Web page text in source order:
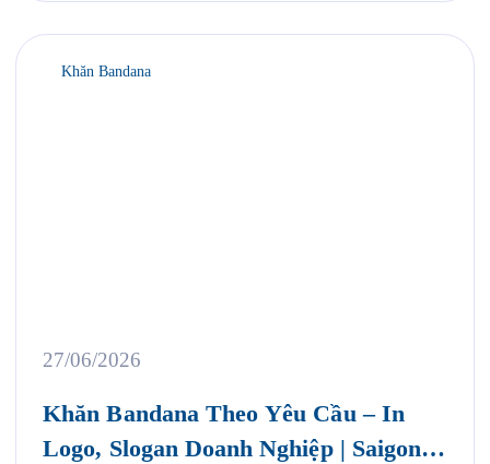
Khăn Bandana
27/06/2026
Khăn Bandana Theo Yêu Cầu – In
Logo, Slogan Doanh Nghiệp | Saigon